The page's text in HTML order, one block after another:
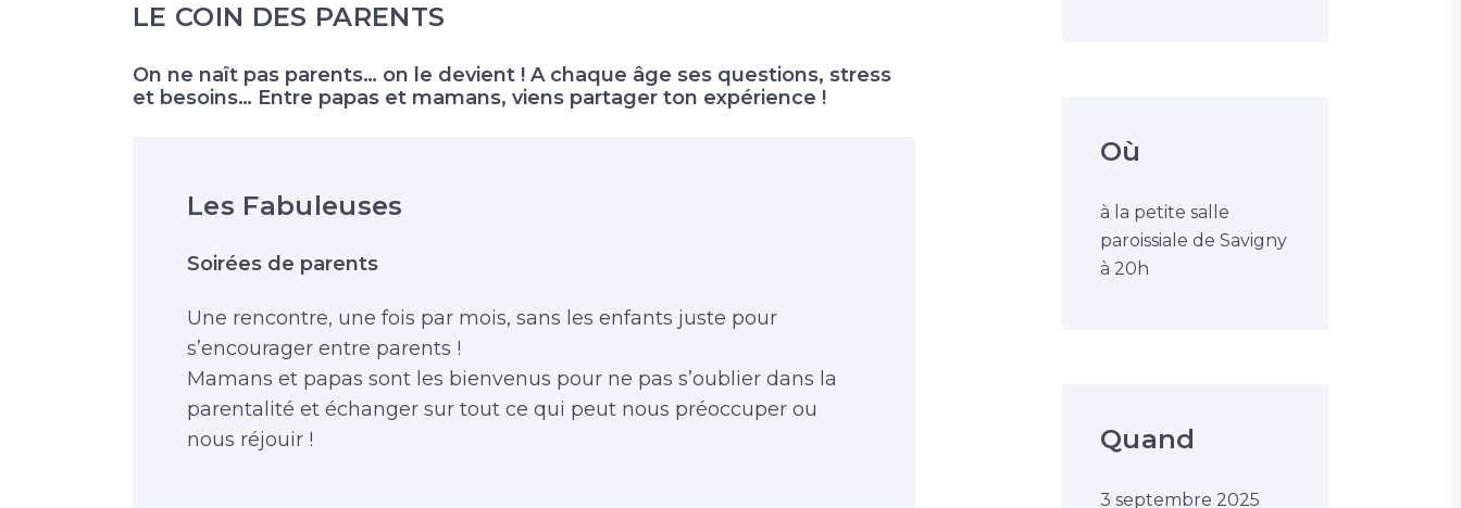
LE COIN DES PARENTS
On ne naît pas parents… on le devient ! A chaque âge ses questions, stress
et besoins… Entre papas et mamans, viens partager ton expérience !
Les Fabuleuses
Soirées de parents
Une rencontre, une fois par mois, sans les enfants juste pour
s’encourager entre parents !
Mamans et papas sont les bienvenus pour ne pas s’oublier dans la
parentalité et échanger sur tout ce qui peut nous préoccuper ou
nous réjouir !
Où
à la petite salle
paroissiale de Savigny
à 20h
Quand
3 septembre 2025